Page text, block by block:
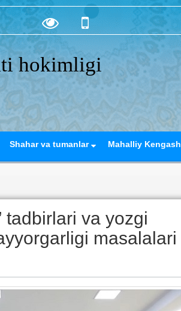
hokimligi
Shahar va tumanlar Mahalliy Kengash
tadbirlari va yozgi
masalalari